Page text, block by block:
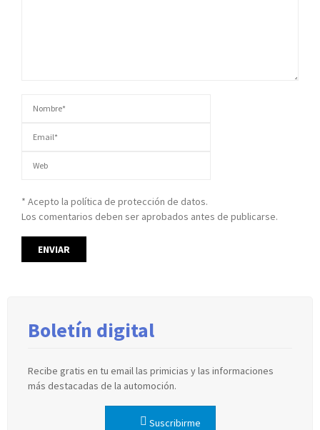
* Acepto la política de protección de datos.
Los comentarios deben ser aprobados antes de publicarse.
Boletín digital
Recibe gratis en tu email las primicias y las informaciones
más destacadas de la automoción.
Suscribirme